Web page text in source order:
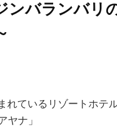
ンバランバリ
れているリゾートホテ
ヤナ」